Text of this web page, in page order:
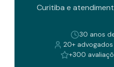
Curitiba e
30 anos
20+
+300